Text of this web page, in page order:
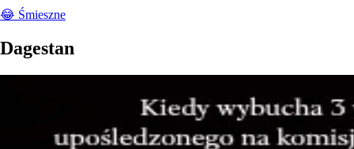
😂 Śmieszne
Dagestan